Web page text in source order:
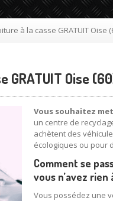
à la casse GRATUIT Oise
GRATUIT Oise
Vous souhaitez
un centre de
achètent des
écologiques ou pour
Comment se
vous n’avez rien
Vous possédez une